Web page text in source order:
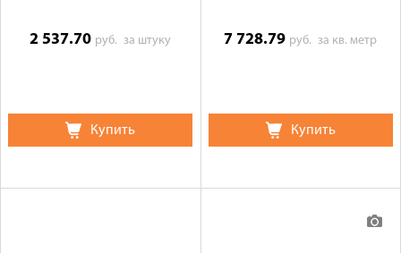
2 537.70 руб.за штуку
Купить
7 728.79 руб.за кв. метр
Купить